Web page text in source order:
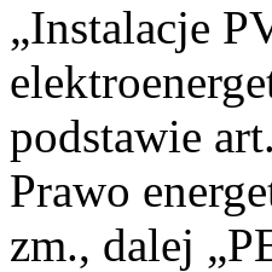
„Instalacje
podstawie
Prawo
zm., dalej